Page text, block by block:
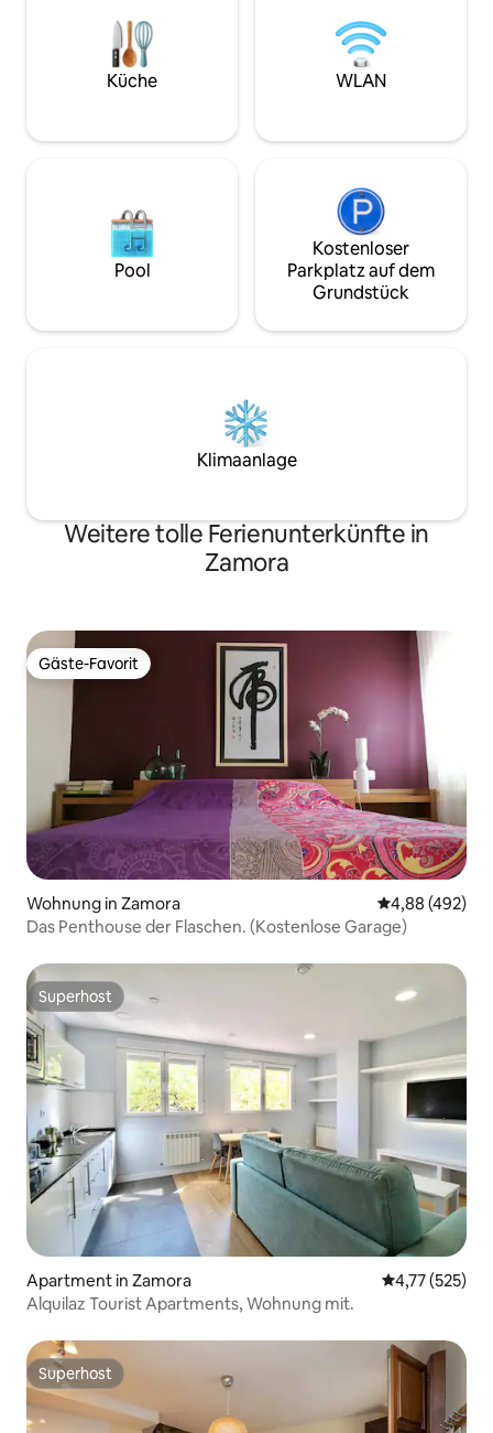
bequemes Schlafsofa, was es ideal für 4
Personen macht. Küche und
geräumiges Bad. Es hat alles, was Sie
brauchen, um Ihren Aufenthalt
finden Sie
Tages- und
Bezahlzone.
Küche WLAN
Pool
Kostenloser
Parkplatz auf dem
Grundstück
Klimaanlage
Weitere tolle Ferienunterkünfte in
Zamora
Gäste-Favorit
Gäste-Favorit
Wohnung in Zamora
4,88 (492)
Das Penthouse der Flaschen. (Kostenlose Garage)
Superhost
Superhost
Apartment in Zamora
4,77 (525)
Alquilaz Tourist Apartments, Wohnung mit.
Superhost
Superhost